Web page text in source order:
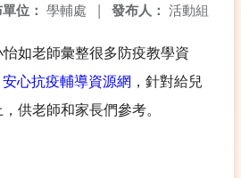
發布人： 活動組
位： 學輔處 |
如老師彙整很多防疫教學資
安心抗疫輔導資源網 ，針對給兒
供老師和家長們參考。